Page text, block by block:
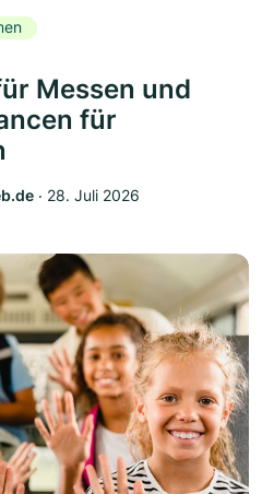
Messen und
für
‧ 28. Juli 2026